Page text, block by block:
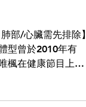
部/心臟需先排除】
型曾於2010年有
楓在健康節目上表